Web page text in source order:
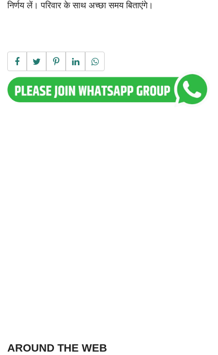
निर्णय लें। परिवार के साथ अच्छा समय बिताएंगे।
AROUND THE WEB